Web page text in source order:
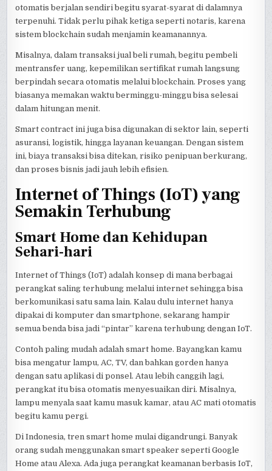
otomatis berjalan sendiri begitu syarat-syarat di dalamnya
terpenuhi. Tidak perlu pihak ketiga seperti notaris, karena
sistem blockchain sudah menjamin keamanannya.
Misalnya, dalam transaksi jual beli rumah, begitu pembeli
mentransfer uang, kepemilikan sertifikat rumah langsung
berpindah secara otomatis melalui blockchain. Proses yang
biasanya memakan waktu berminggu-minggu bisa selesai
dalam hitungan menit.
Smart contract ini juga bisa digunakan di sektor lain, seperti
asuransi, logistik, hingga layanan keuangan. Dengan sistem
ini, biaya transaksi bisa ditekan, risiko penipuan berkurang,
dan proses bisnis jadi jauh lebih efisien.
Internet of Things (IoT) yang
Semakin Terhubung
Smart Home dan Kehidupan
Sehari-hari
Internet of Things (IoT) adalah konsep di mana berbagai
perangkat saling terhubung melalui internet sehingga bisa
berkomunikasi satu sama lain. Kalau dulu internet hanya
dipakai di komputer dan smartphone, sekarang hampir
semua benda bisa jadi “pintar” karena terhubung dengan IoT.
Contoh paling mudah adalah smart home. Bayangkan kamu
bisa mengatur lampu, AC, TV, dan bahkan gorden hanya
dengan satu aplikasi di ponsel. Atau lebih canggih lagi,
perangkat itu bisa otomatis menyesuaikan diri. Misalnya,
lampu menyala saat kamu masuk kamar, atau AC mati otomatis
begitu kamu pergi.
Di Indonesia, tren smart home mulai digandrungi. Banyak
orang sudah menggunakan smart speaker seperti Google
Home atau Alexa. Ada juga perangkat keamanan berbasis IoT,